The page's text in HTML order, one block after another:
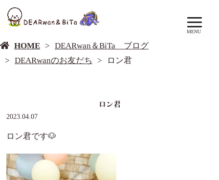
MENU
HOME
DEARwan＆BiTa ブログ
DEARwanのお友だち
ロン君
ロン君
2023.04.07
ロン君です🐶